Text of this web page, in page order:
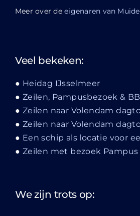
Meer over deeigenaren van
Veel bekeken:
Heidag IJsselmeer
Zeilen, Pampusbezoek &
Zeilen naar Volendam
Zeilen naar Volendam
Een schip als locatie voor
Zeilen met bezoek
We zijn trots op: